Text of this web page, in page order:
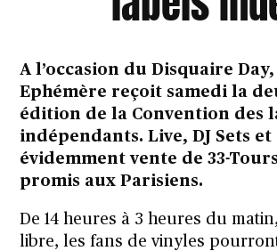
A l’occasion du Disquaire
Ephémère reçoit samedi la
édition de la Convention des
indépendants. Live, DJ Sets et
évidemment vente de 33-
promis aux Parisiens.
De 14 heures à 3 heures du
libre, les fans de vinyles